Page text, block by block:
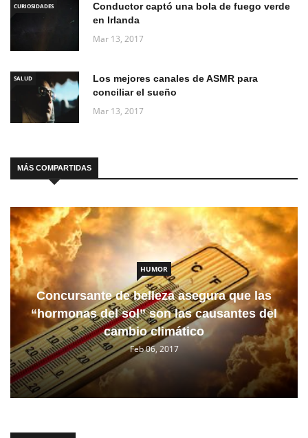
CURIOSIDADES
Conductor captó una bola de fuego verde
en Irlanda
Mar 13, 2017
SALUD
Los mejores canales de ASMR para
conciliar el sueño
Mar 13, 2017
MÁS COMPARTIDAS
HUMOR
Concursante de belleza asegura que las
“hormonas del sol” son las causantes del
cambio climático
Feb 06, 2017